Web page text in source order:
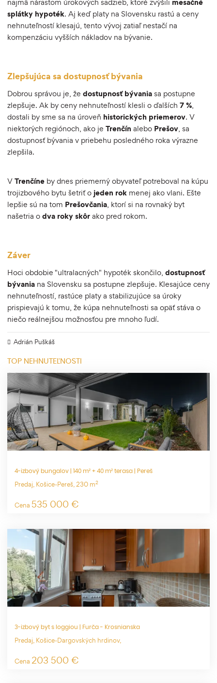
najmä nárastom úrokových sadzieb, ktoré zvýšili mesačné
splátky hypoték. Aj keď platy na Slovensku rastú a ceny
nehnuteľností klesajú, tento vývoj zatiaľ nestačí na
kompenzáciu vyšších nákladov na bývanie.
Zlepšujúca sa dostupnosť bývania
Dobrou správou je, že dostupnosť bývania sa postupne
zlepšuje. Ak by ceny nehnuteľností klesli o ďalších 7 %,
dostali by sme sa na úroveň historických priemerov. V
niektorých regiónoch, ako je Trenčín alebo Prešov, sa
dostupnosť bývania v priebehu posledného roka výrazne
zlepšila.
V Trenčíne by dnes priemerný obyvateľ potreboval na kúpu
trojizbového bytu šetriť o jeden rok menej ako vlani. Ešte
lepšie sú na tom Prešovčania, ktorí si na rovnaký byt
našetria o dva roky skôr ako pred rokom.
Záver
Hoci obdobie "ultralacných" hypoték skončilo, dostupnosť
bývania na Slovensku sa postupne zlepšuje. Klesajúce ceny
nehnuteľností, rastúce platy a stabilizujúce sa úroky
prispievajú k tomu, že kúpa nehnuteľnosti sa opäť stáva o
niečo reálnejšou možnosťou pre mnoho ľudí.
Adrián Puškáš
TOP NEHNUTEĽNOSTI
4-izbový bungalov | 140 m² + 40 m² terasa | Pereš
Predaj, Košice-Pereš, 230 m2
Cena 535 000 €
3-izbový byt s loggiou | Furča - Krosnianska
Predaj, Košice-Dargovských hrdinov,
Cena 203 500 €